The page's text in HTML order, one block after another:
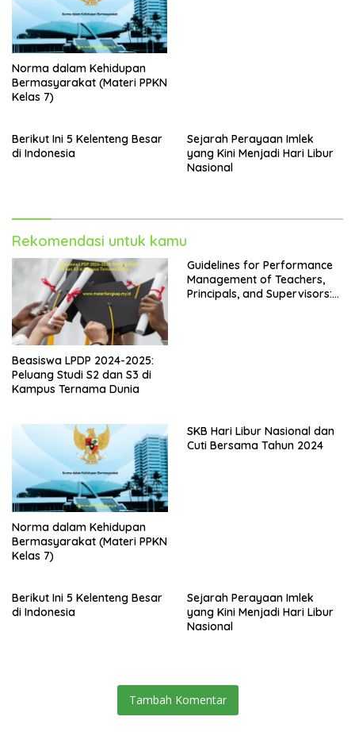
Norma dalam Kehidupan
Bermasyarakat (Materi PPKN
Kelas 7)
Berikut Ini 5 Kelenteng Besar
di Indonesia
Sejarah Perayaan Imlek
yang Kini Menjadi Hari Libur
Nasional
Rekomendasi untuk kamu
Beasiswa LPDP 2024-2025:
Peluang Studi S2 dan S3 di
Kampus Ternama Dunia
Guidelines for Performance
Management of Teachers,
Principals, and Supervisors:
Norma dalam Kehidupan
Bermasyarakat (Materi PPKN
Kelas 7)
SKB Hari Libur Nasional dan
Cuti Bersama Tahun 2024
Berikut Ini 5 Kelenteng Besar
di Indonesia
Sejarah Perayaan Imlek
yang Kini Menjadi Hari Libur
Nasional
Tambah Komentar